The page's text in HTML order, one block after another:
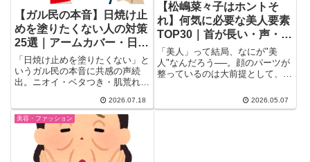
【ガル民の本音】日焼け止
めを塗りたくない人の対策
25選｜アームカバー・日
傘・UVパーカーのリアル
「日焼け止めを塗りたくない」と
いうガル民の本音に共感の声続
出。ニオイ・ベタつき・肌荒れと
バー・UVカットパーカーなどの
物理対策、ワークマングッズの実
力まで、103件のリアルな体験談
を厳選。今年の紫外線対策の参考
にどうぞ。
2026.07.18
【松嶋菜々子はホントそ
れ】何気に必要な美人要素
TOP30｜首が長い・声・髪
艶…後ろ姿で美人とわかる
骨格も話題
「美人」って結局、なにが"美
人"なんだろう──。顔のパーツが
整っているのは大前提として、ガ
2026.05.07
美容・ファッション